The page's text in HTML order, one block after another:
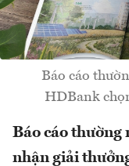
Báo cáo
HDBank
Báo cáo thường
nhận giải